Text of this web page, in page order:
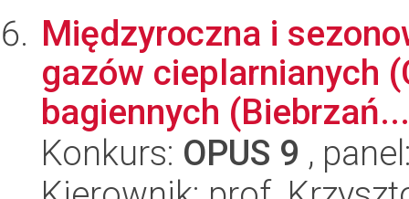
Międzyroczna i
gazów cieplarnianych
bagiennych (Biebrzań...
Konkurs: OPUS 9 ,